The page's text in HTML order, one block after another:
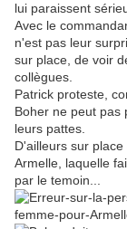
lui paraissent
Avec le
n'est pas leur
sur place, de voir
collègues.
Patrick proteste,
Boher ne peut pas
leurs pattes.
D'ailleurs sur
Armelle, laquelle
par le temoin...